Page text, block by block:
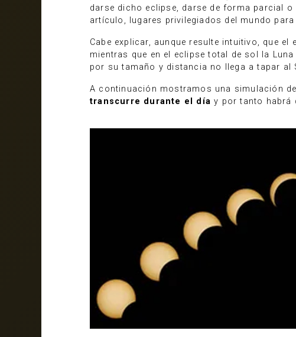
darse dicho eclipse, darse de forma parcial
artículo, lugares privilegiados del mundo
Cabe explicar, aunque resulte intuitivo, que
mientras que en el eclipse total de sol la
por su tamaño y distancia no llega a tapar al
A continuación mostramos una simulación
transcurre durante el día y por tanto habrá